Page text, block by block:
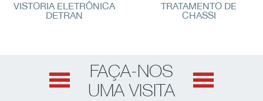
VISTORIA ELETRÔNICA
DETRAN
TRATAMENTO DE
CHASSI
FAÇA-NOS
UMA VISITA